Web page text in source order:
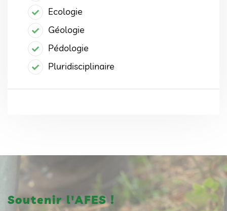
Ecologie
Géologie
Pédologie
Pluridisciplinaire
Soutenir l'AFES !